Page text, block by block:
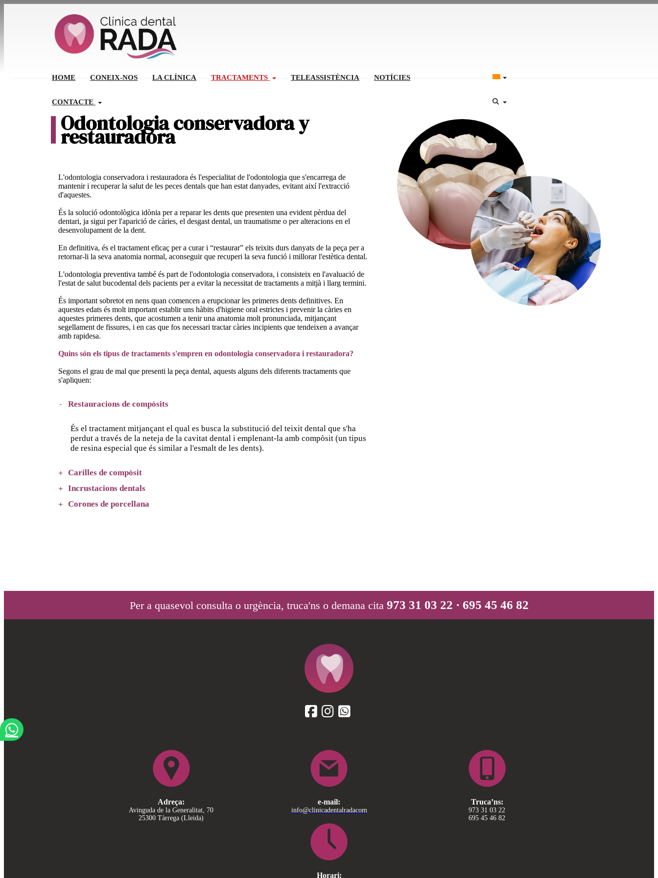
HOME CONEIX-NOS LA CLÍNICA TRACTAMENTS TELEASSISTÈNCIA NOTÍCIES
CONTACTE
Odontologia conservadora y
restauradora
L'odontologia conservadora i restauradora és l'especialitat de l'odontologia que s'encarrega de
mantenir i recuperar la salut de les peces dentals que han estat danyades, evitant així l'extracció
d'aquestes.
És la solució odontològica idònia per a reparar les dents que presenten una evident pèrdua del
dentari, ja sigui per l'aparició de càries, el desgast dental, un traumatisme o per alteracions en el
desenvolupament de la dent.
En definitiva, és el tractament eficaç per a curar i “restaurar” els teixits durs danyats de la peça per a
retornar-li la seva anatomia normal, aconseguir que recuperi la seva funció i millorar l'estètica dental.
L'odontologia preventiva també és part de l'odontologia conservadora, i consisteix en l'avaluació de
l'estat de salut bucodental dels pacients per a evitar la necessitat de tractaments a mitjà i llarg termini.
És important sobretot en nens quan comencen a erupcionar les primeres dents definitives. En
aquestes edats és molt important establir uns hàbits d'higiene oral estrictes i prevenir la càries en
aquestes primeres dents, que acostumen a tenir una anatomia molt pronunciada, mitjançant
segellament de fissures, i en cas que fos necessari tractar càries incipients que tendeixen a avançar
amb rapidesa.
Quins són els tipus de tractaments s'empren en odontologia conservadora i restauradora?
Segons el grau de mal que presenti la peça dental, aquests alguns dels diferents tractaments que
s'apliquen:
Restauracions de compòsits
És el tractament mitjançant el qual es busca la substitució del teixit dental que s'ha
perdut a través de la neteja de la cavitat dental i emplenant-la amb compòsit (un tipus
de resina especial que és similar a l'esmalt de les dents).
Carilles de compòsit
Incrustacions dentals
Corones de porcellana
Per a quasevol consulta o urgència, truca'ns o demana cita 973 31 03 22 · 695 45 46 82
Adreça:
Avinguda de la Generalitat, 70
25300 Tàrrega (Lleida)
e-mail:
info@clinicadentalradacom
Truca’ns:
973 31 03 22
695 45 46 82
Horari: